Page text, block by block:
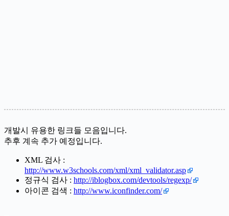
개발시 유용한 링크들 모음입니다.
추후 계속 추가 예정입니다.
XML 검사 :
http://www.w3schools.com/xml/xml_validator.asp
정규식 검사 : http://iblogbox.com/devtools/regexp/
아이콘 검색 : http://www.iconfinder.com/